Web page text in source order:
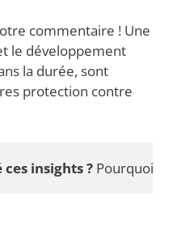
commentaire ! Une
le développement
la durée, sont
protection contre
insights ? Pourquoi